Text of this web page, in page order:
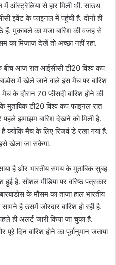
ऑस्ट्रेलिया से हार मिली थी. साउथ
इवेंट के फाइनल में पहुंची है. दोनों ही
मुकाबले का मजा बारिश की वजह से
का मिजाज देखें तो अच्छा नहीं रहा.
आज रात आईसीसी टी20 विश्व कप
में खेले जाने वाले इस मैच पर बारिश
मैच के दौरान 70 फीसदी बारिश होने की
मुताबिक टी20 विश्व कप फाइनल रात
झमाझम बारिश देखने को मिली है.
मैच के लिए रिजर्व डे रखा गया है.
खेला जा सकेगा.
है और भारतीय समय के मुताबिक सुबह
हुई है. सोशल मीडिया पर वरिष्ठ पत्रकार
के मौसम का ताजा हाल भारतीय
है उसमें जोरदार बारिश हो रही है.
ही अलर्ट जारी किया जा चुका है.
दिन बारिश होने का पूर्वानुमान जताया